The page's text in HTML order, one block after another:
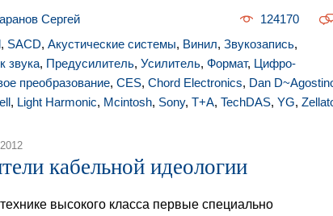
Сергей
124170
, SACD, Акустические системы, Винил, Звукозапись,
звука, Предусилитель, Усилитель, Формат, Цифро-
преобразование, CES, Chord Electronics, Dan
, Light Harmonic, Mcintosh, Sony, T+A, TechDAS, YG,
кабельной идеологии
высокого класса первые специально